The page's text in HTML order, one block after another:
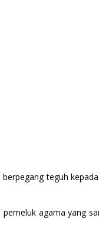
teguh
agama yang